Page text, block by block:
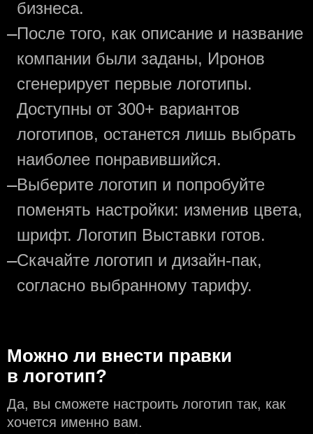
бизнеса.
—После того, как описание и название
компании были заданы, Иронов
сгенерирует первые логотипы.
Доступны от 300+ вариантов
логотипов, останется лишь выбрать
наиболее понравившийся.
—Выберите логотип и попробуйте
поменять настройки: изменив цвета,
шрифт. Логотип Выставки готов.
—Скачайте логотип и дизайн-пак,
согласно выбранному тарифу.
Можно ли внести правки
в логотип?
Да, вы сможете настроить логотип так, как
хочется именно вам.